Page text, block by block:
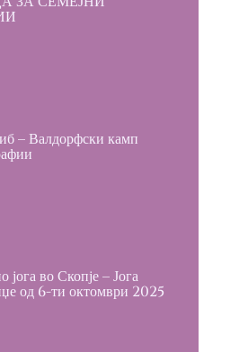
– Валдорфски камп
во Скопје – Јога
од 6-ти октомври 2025